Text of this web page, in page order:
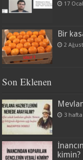
17
Bir
2
Son Eklenen
3
kimin?